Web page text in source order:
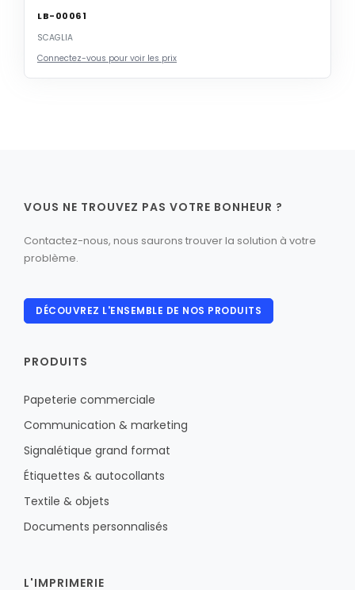
LB-00061
SCAGLIA
Connectez-vous pour voir les prix
VOUS NE TROUVEZ PAS VOTRE BONHEUR ?
Contactez-nous, nous saurons trouver la solution à votre
problème.
DÉCOUVREZ L'ENSEMBLE DE NOS PRODUITS
PRODUITS
Papeterie commerciale
Communication & marketing
Signalétique grand format
Étiquettes & autocollants
Textile & objets
Documents personnalisés
L'IMPRIMERIE